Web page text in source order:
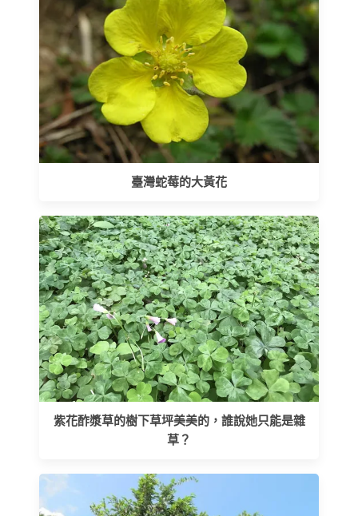
臺灣蛇莓的大黃花
紫花酢漿草的樹下草坪美美的，誰說她只能是雜
草？